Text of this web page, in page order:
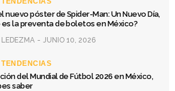
nuevo póster de Spider-Man: Un Nuevo Día,
es la preventa de boletos en México?
JUNIO 10, 2026
del Mundial de Fútbol 2026 en México,
saber